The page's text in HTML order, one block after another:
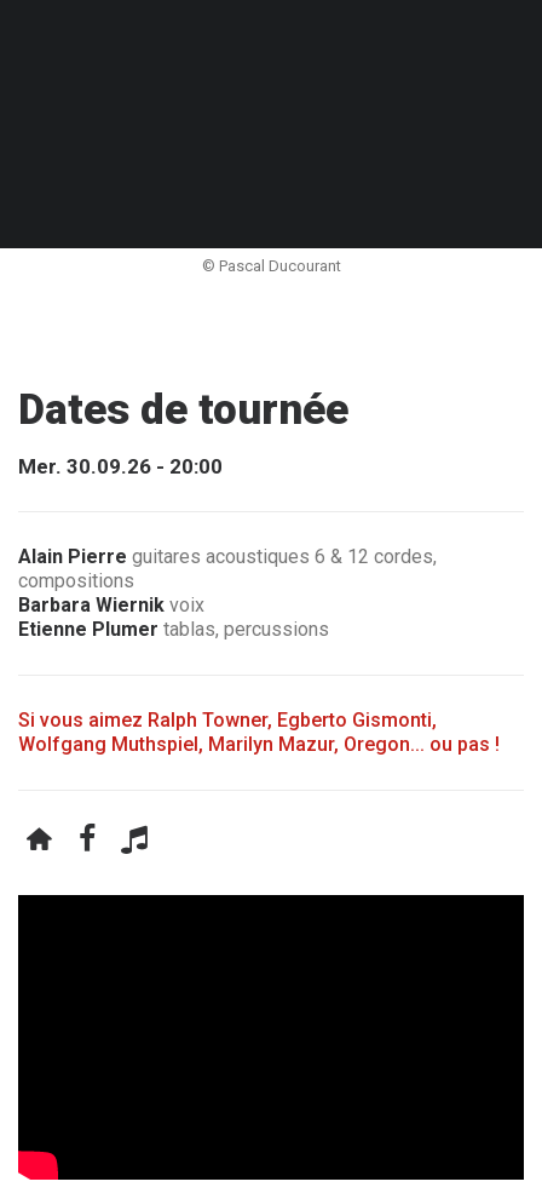
© Pascal Ducourant
Dates de tournée
Mer. 30.09.26 - 20:00
Alain Pierre guitares acoustiques 6 & 12 cordes,
compositions
Barbara Wiernik voix
Etienne Plumer tablas, percussions
Si vous aimez Ralph Towner, Egberto Gismonti,
Wolfgang Muthspiel, Marilyn Mazur, Oregon... ou pas !